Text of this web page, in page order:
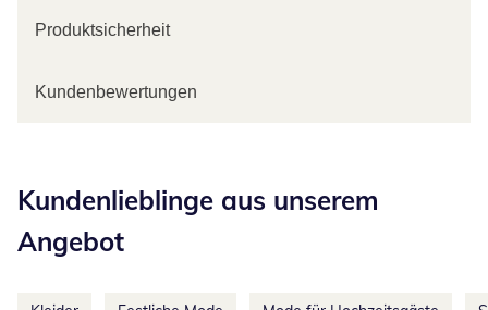
Produktsicherheit
Kundenbewertungen
Kundenlieblinge aus unserem
Angebot